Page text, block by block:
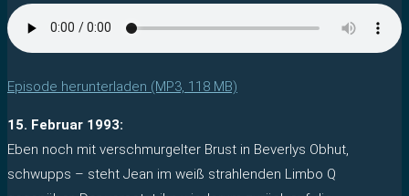
Episode herunterladen (MP3, 118 MB)
15. Februar 1993:
Eben noch mit verschmurgelter Brust in Beverlys Obhut,
schwupps – steht Jean im weiß strahlenden Limbo Q